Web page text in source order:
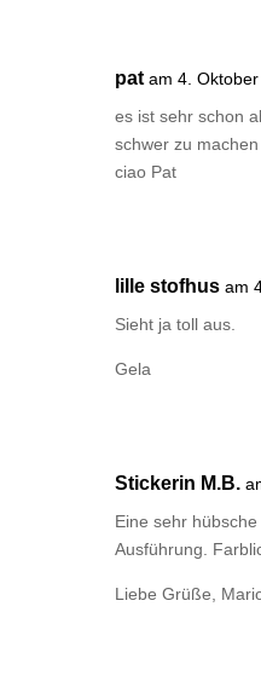
pat am 4.
es ist sehr schon
schwer zu
ciao Pat
lille stofhus am
Sieht ja toll aus.
Gela
Stickerin M.B.
Eine sehr
Ausführung.
Liebe Grüße,